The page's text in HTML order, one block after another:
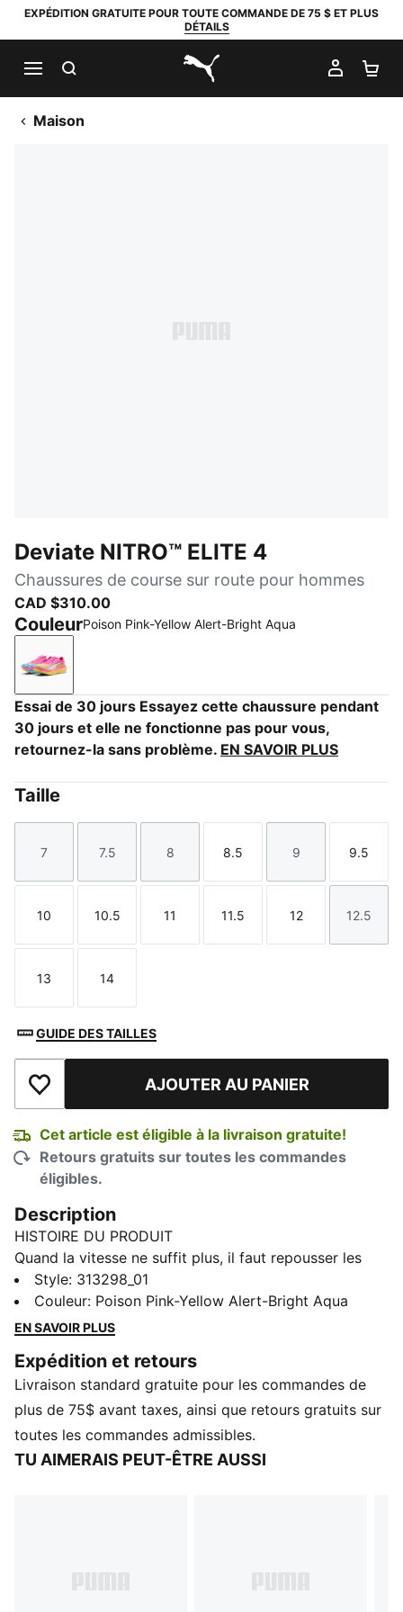
EXPÉDITION GRATUITE POUR TOUTE COMMANDE DE 75 $ ET PLUS
DÉTAILS
PUMA.com
MON
Maison
Deviate NITRO™ ELITE 4
Chaussures de course sur route pour hommes
CAD $310.00
CouleurPoison Pink-Yellow Alert-Bright Aqua
Poison Pink-Yellow Alert-Bright Aqua
Essai de 30 jours Essayez cette chaussure pendant
30 jours et elle ne fonctionne pas pour vous,
retournez-la sans problème. EN SAVOIR PLUS
Taille
Taille
7
Taille
7.5
Taille
8
Taille
8.5
Taille
9
Taille
9.5
Taille
10
Taille
10.5
Taille
11
Taille
11.5
Taille
12
Taille
12.5
Taille
13
Taille
14
GUIDE DES TAILLES
Ajouter à la liste de souhaits
AJOUTER AU PANIER
Cet article est éligible à la livraison gratuite!
Retours gratuits sur toutes les commandes
éligibles.
Description
HISTOIRE DU PRODUIT
Quand la vitesse ne suffit plus, il faut repousser les
limites. La Deviate NITRO™ Elite 4 est conçue pour les
jours de compétition : ces moments où chaque
seconde compte. La semelle intercalaire NITROFOAM™
pour une vitesse inégalée, tandis qu’une PWRPLATE
restructurée oriente toute l’énergie vers l’avant. 12 %
plus légère que la précédente version, la Deviate Elite
4 vous permettra de rester léger, rapide et concentré
sur votre objectif. Chaque détail est conçu pour vous
Style: 313298_01
Couleur: Poison Pink-Yellow Alert-Bright Aqua
EN SAVOIR PLUS
Expédition et retours
Livraison standard gratuite pour les commandes de
plus de 75$ avant taxes, ainsi que retours gratuits sur
toutes les commandes admissibles.
TU AIMERAIS PEUT-ÊTRE AUSSI